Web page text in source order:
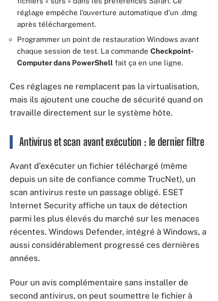
réglage empêche l’ouverture automatique d’un .dmg
après téléchargement.
Programmer un point de restauration Windows avant
chaque session de test. La commande Checkpoint-
Computer dans PowerShell fait ça en une ligne.
Ces réglages ne remplacent pas la virtualisation,
mais ils ajoutent une couche de sécurité quand on
travaille directement sur le système hôte.
Antivirus et scan avant exécution : le dernier filtre
Avant d’exécuter un fichier téléchargé (même
depuis un site de confiance comme TrucNet), un
scan antivirus reste un passage obligé. ESET
Internet Security affiche un taux de détection
parmi les plus élevés du marché sur les menaces
récentes. Windows Defender, intégré à Windows, a
aussi considérablement progressé ces dernières
années.
Pour un avis complémentaire sans installer de
second antivirus, on peut soumettre le fichier à